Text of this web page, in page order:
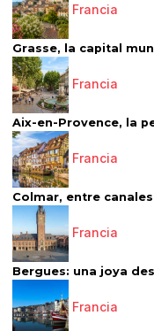
Francia
Grasse, la capital
Francia
Aix-en-Provence, la
Francia
Colmar, entre
Francia
Bergues: una joya
Francia